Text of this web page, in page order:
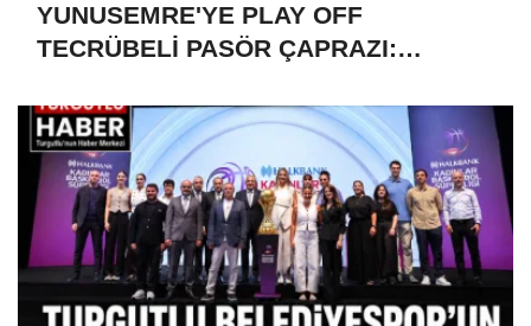
YUNUSEMRE'YE PLAY OFF
TECRÜBELİ PASÖR ÇAPRAZI: